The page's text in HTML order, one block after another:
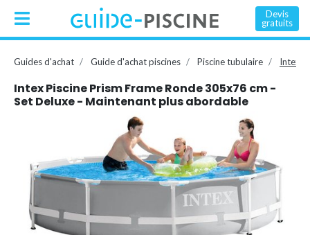
Devis
gratuits
Guides d'achat Guide d'achat piscines Piscine tubulaire Intex
Intex Piscine Prism Frame Ronde 305x76 cm -
Set Deluxe - Maintenant plus abordable